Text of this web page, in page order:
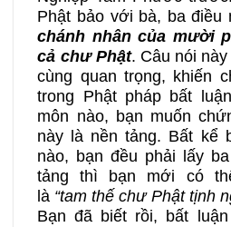
Phật bảo với bà, ba
chánh nhân của mười
cả chư Phật. Câu nói
cùng quan trọng, khiến
trong Phật pháp bất
môn nào, bạn muốn
này là nền tảng. Bất kể
nào, bạn đều phải lấy
tảng thì bạn mới có
là “tam thế chư Phật tịnh
Bạn đã biết rồi, bất